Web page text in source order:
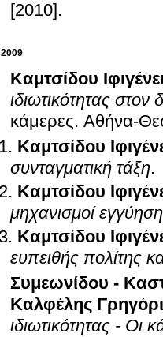
[2010] .
2009
Καμτσίδου
ιδιωτικότητας
κάμερες. Αθήνα-
Καμτσίδου
συνταγματική τάξη.
Καμτσίδου
μηχανισμοί
Καμτσίδου
ευπειθής πολίτης
Συμεωνίδου -
Καλφέλης
ιδιωτικότητας - Οι